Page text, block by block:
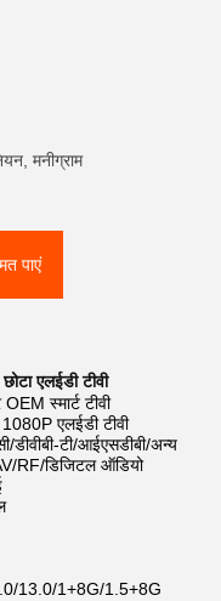
मनीग्राम
पाएं
एलईडी टीवी
स्मार्ट टीवी
एलईडी टीवी
डीवीबी-टी/आईएसडीबी/अन्य
RF/डिजिटल ऑडियो
13.0/1+8G/1.5+8G